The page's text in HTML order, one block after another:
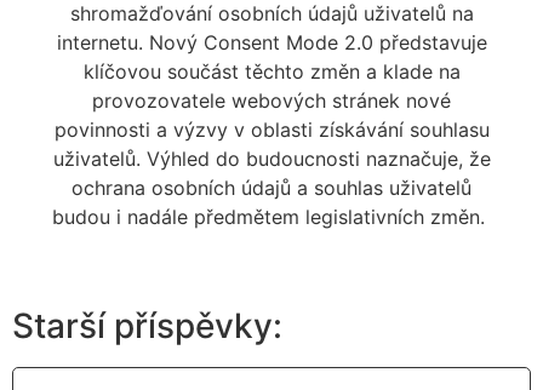
shromažďování osobních údajů uživatelů na
internetu. Nový Consent Mode 2.0 představuje
klíčovou součást těchto změn a klade na
provozovatele webových stránek nové
povinnosti a výzvy v oblasti získávání souhlasu
uživatelů. Výhled do budoucnosti naznačuje, že
ochrana osobních údajů a souhlas uživatelů
budou i nadále předmětem legislativních změn.
Starší příspěvky: